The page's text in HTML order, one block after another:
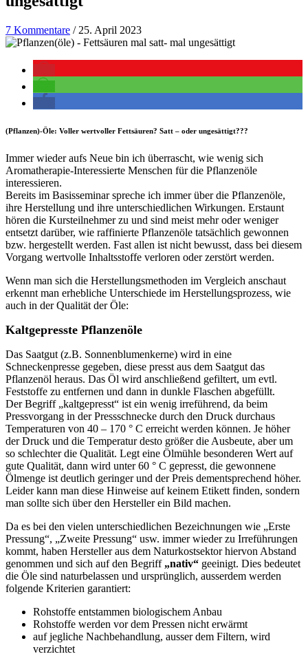
7 Kommentare / 25. April 2023
(Pflanzen)-Öle: Voller wertvoller Fettsäuren? Satt – oder ungesättigt???
Immer wieder aufs Neue bin ich überrascht, wie wenig sich
Aromatherapie-Interessierte Menschen für die Pflanzenöle
interessieren.
Bereits im Basisseminar spreche ich immer über die Pflanzenöle,
ihre Herstellung und ihre unterschiedlichen Wirkungen. Erstaunt
hören die Kursteilnehmer zu und sind meist mehr oder weniger
entsetzt darüber, wie raffinierte Pflanzenöle tatsächlich gewonnen
bzw. hergestellt werden. Fast allen ist nicht bewusst, dass bei diesem
Vorgang wertvolle Inhaltsstoffe verloren oder zerstört werden.
Wenn man sich die Herstellungsmethoden im Vergleich anschaut
erkennt man erhebliche Unterschiede im Herstellungsprozess, wie
auch in der Qualität der Öle:
Kaltgepresste Pflanzenöle
Das Saatgut (z.B. Sonnenblumenkerne) wird in eine
Schneckenpresse gegeben, diese presst aus dem Saatgut das
Pflanzenöl heraus. Das Öl wird anschließend gefiltert, um evtl.
Feststoffe zu entfernen und dann in dunkle Flaschen abgefüllt.
Der Begriff „kaltgepresst“ ist ein wenig irreführend, da beim
Pressvorgang in der Pressschnecke durch den Druck durchaus
Temperaturen von 40 – 170 ° C erreicht werden können. Je höher
der Druck und die Temperatur desto größer die Ausbeute, aber um
so schlechter die Qualität. Legt eine Ölmühle besonderen Wert auf
gute Qualität, dann wird unter 60 ° C gepresst, die gewonnene
Ölmenge ist deutlich geringer und der Preis dementsprechend höher.
Leider kann man diese Hinweise auf keinem Etikett finden, sondern
man sollte sich über den Hersteller ein Bild machen.
Da es bei den vielen unterschiedlichen Bezeichnungen wie „Erste
Pressung“, „Zweite Pressung“ usw. immer wieder zu Irreführungen
kommt, haben Hersteller aus dem Naturkostsektor hiervon Abstand
genommen und sich auf den Begriff „nativ“ geeinigt. Dies bedeutet
die Öle sind naturbelassen und ursprünglich, ausserdem werden
folgende Kriterien garantiert:
Rohstoffe entstammen biologischem Anbau
Rohstoffe werden vor dem Pressen nicht erwärmt
auf jegliche Nachbehandlung, ausser dem Filtern, wird
verzichtet